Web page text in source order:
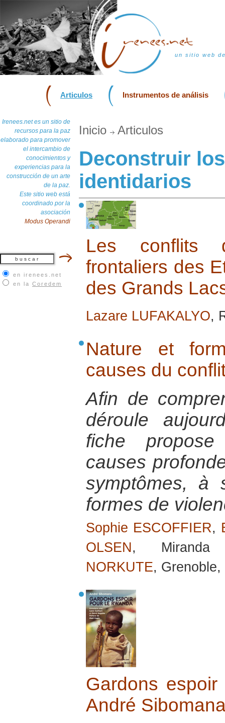
un sitio web
Articulos Instrumentos de análisis
Irenees.net es un sitio de
recursos para la paz
elaborado para promover
el intercambio de
conocimientos y
experiencias para la
construcción de un arte
de la paz.
Este sitio web está
coordinado por la
asociación
Modus Operandi
en irenees.net
en la Coredem
Inicio Articulos
Deconstruir
identidarios
Les conflits
frontaliers des
des Grands
Lazare LUFAKALYO,
Nature et
causes du
Afin de
déroule
fiche
causes
symptômes, à
formes de
Sophie ESCOFFIER,
OLSEN, Miranda
NORKUTE,
Gardons
André